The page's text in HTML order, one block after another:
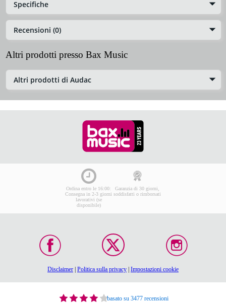
Specifiche
Recensioni (0)
Altri prodotti presso Bax Music
Altri prodotti di Audac
Ordina entro le 16:00:
Consegna in 2-3 giorni
lavorativi (se
disponibile)
Garanzia di 30 giorni,
soddisfatti o rimborsati
Disclaimer Politica sulla privacy Impostazioni cookie
basato su 3477 recensioni